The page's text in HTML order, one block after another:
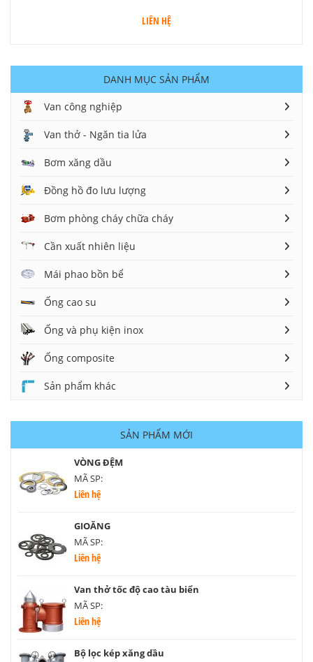
LIÊN HỆ
DANH MỤC SẢN PHẨM
Van công nghiệp
Van thở - Ngăn tia lửa
Bơm xăng dầu
Đồng hồ đo lưu lượng
Bơm phòng cháy chữa cháy
Cần xuất nhiên liệu
Mái phao bồn bể
Ống cao su
Ống và phụ kiện inox
Ống composite
Sản phẩm khác
SẢN PHẨM MỚI
VÒNG ĐỆM
MÃ SP:
Liên hệ
GIOĂNG
MÃ SP:
Liên hệ
Van thở tốc độ cao tàu biển
MÃ SP:
Liên hệ
Bộ lọc kép xăng dầu